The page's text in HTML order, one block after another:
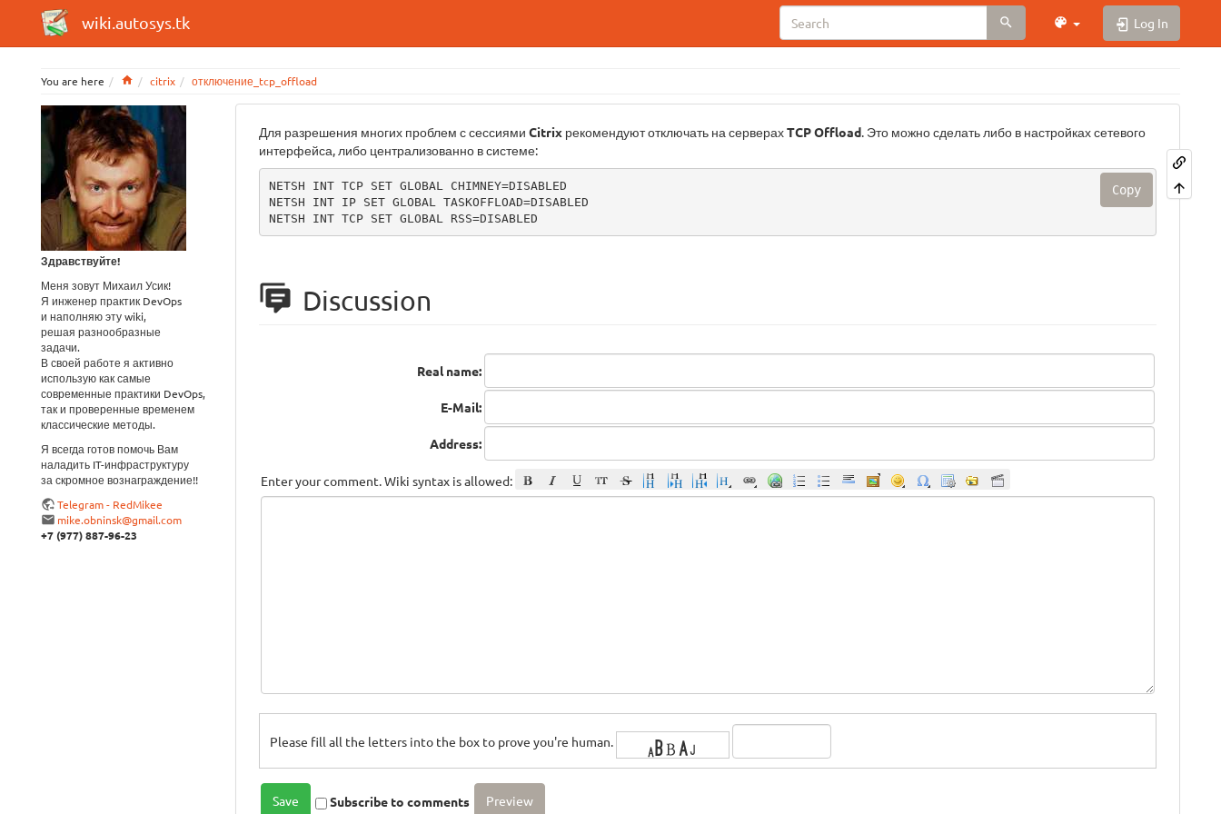
wiki.autosys.tk Log In
You are here Homecitrix отключение_tcp_offload
Здравствуйте!
Меня зовут Михаил Усик!
Я инженер практик DevOps
и наполняю эту wiki,
решая разнообразные
задачи.
В своей работе я активно
использую как самые
современные практики DevOps,
так и проверенные временем
классические методы.
Я всегда готов помочь Вам
наладить IT-инфраструктуру
за скромное вознаграждение!!
Telegram - RedMikee
mike.obninsk@gmail.com
+7 (977) 887-96-23
Для разрешения многих проблем с сессиями Citrix рекомендуют отключать на серверахTCP Offload. Это можно сделать либо в настройках сетевого
интерфейса, либо централизованно в системе:
NETSH INT TCP SET GLOBAL CHIMNEY=DISABLED
NETSH INT IP SET GLOBAL TASKOFFLOAD=DISABLED
NETSH INT TCP SET GLOBAL RSS=DISABLED
Copy
Discussion
Real name:
E-Mail:
Address:
Enter your comment. Wiki syntax is allowed:
Please fill all the letters into the box to prove you're human.
Subscribe to comments